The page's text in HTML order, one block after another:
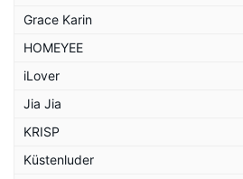
Grace Karin
HOMEYEE
iLover
Jia Jia
KRISP
Küstenluder